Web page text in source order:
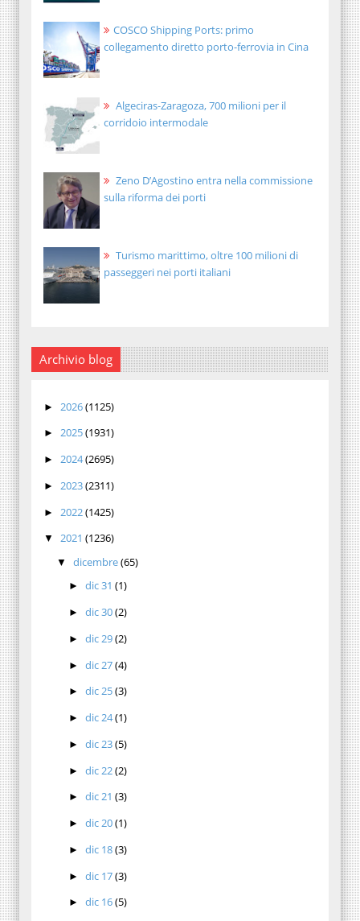
COSCO Shipping Ports: primo
collegamento diretto porto-ferrovia in Cina
Algeciras-Zaragoza, 700 milioni per il
corridoio intermodale
Zeno D’Agostino entra nella commissione
sulla riforma dei porti
Turismo marittimo, oltre 100 milioni di
passeggeri nei porti italiani
Archivio blog
► 2026(1125)
► 2025(1931)
► 2024(2695)
► 2023(2311)
► 2022(1425)
▼ 2021 (1236)
▼ dicembre(65)
►dic 31(1)
►dic 30(2)
►dic 29(2)
►dic 27(4)
►dic 25(3)
►dic 24(1)
►dic 23(5)
►dic 22(2)
►dic 21(3)
►dic 20(1)
►dic 18(3)
►dic 17(3)
►dic 16(5)